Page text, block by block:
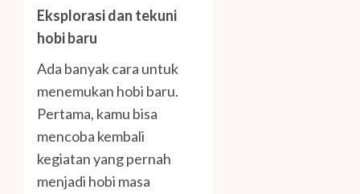
Eksplorasi dan tekuni
hobi baru
Ada banyak cara untuk
menemukan hobi baru.
Pertama, kamu bisa
mencoba kembali
kegiatan yang pernah
menjadi hobi masa